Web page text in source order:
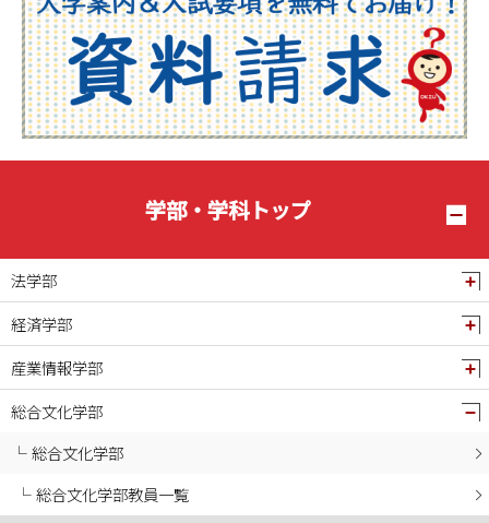
2025年07月
2025年06月
2025年05月
2025年04月
2025年03月
2024年12月
2024年11月
2024年10月
2024年09月
2024年08月
2024年05月
学部・学科トップ
法学部
経済学部
産業情報学部
総合文化学部
総合文化学部
総合文化学部教員一覧